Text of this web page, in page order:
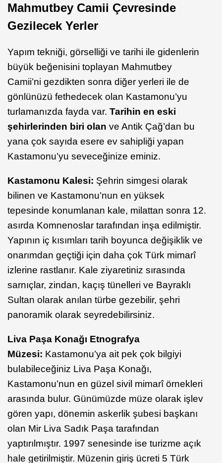
Mahmutbey Camii Çevresinde
Gezilecek Yerler
Yapım tekniği, görselliği ve tarihi ile gidenlerin
büyük beğenisini toplayan Mahmutbey
Camii’ni gezdikten sonra diğer yerleri ile de
gönlünüzü fethedecek olan Kastamonu’yu
turlamanızda fayda var. Tarihin en eski
şehirlerinden biri olan ve Antik Çağ’dan bu
yana çok sayıda esere ev sahipliği yapan
Kastamonu’yu seveceğinize eminiz.
Kastamonu Kalesi: Şehrin simgesi olarak
bilinen ve Kastamonu’nun en yüksek
tepesinde konumlanan kale, milattan sonra 12.
asırda Komnenoslar tarafından inşa edilmiştir.
Yapının iç kısımları tarih boyunca değişiklik ve
onarımdan geçtiği için daha çok Türk mimarî
izlerine rastlanır. Kale ziyaretiniz sırasında
sarnıçlar, zindan, kaçış tünelleri ve Bayraklı
Sultan olarak anılan türbe gezebilir, şehri
panoramik olarak seyredebilirsiniz.
Liva Paşa Konağı Etnografya
Müzesi: Kastamonu’ya ait pek çok bilgiyi
bulabileceğiniz Liva Paşa Konağı,
Kastamonu’nun en güzel sivil mimarî örnekleri
arasında bulur. Günümüzde müze olarak işlev
gören yapı, dönemin askerlik şubesi başkanı
olan Mir Liva Sadık Paşa tarafından
yaptırılmıştır. 1997 senesinde ise turizme açık
hale getirilmiştir. Müzenin giriş ücreti 5 Türk